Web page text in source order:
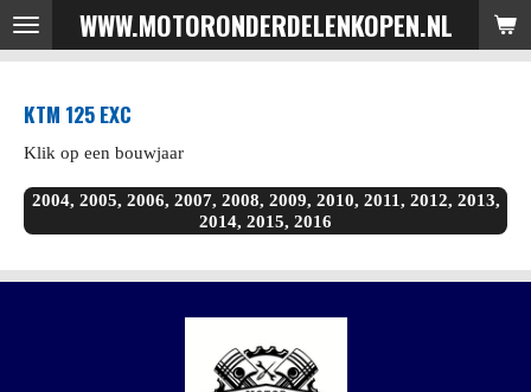
Ga
direct
de
hoofdinhoud
WWW.MOTORONDERDELENKOPEN.NL
KTM 125 EXC
Klik op een bouwjaar
2004, 2005, 2006, 2007, 2008, 2009, 2010, 2011, 2012, 2013,
2014, 2015, 2016